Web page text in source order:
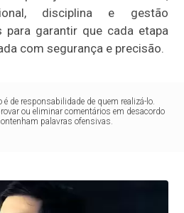
disciplina e gestão
para garantir que cada etapa
com segurança e precisão.
de responsabilidade de quem realizá-lo.
ou eliminar comentários em desacordo
palavras ofensivas.